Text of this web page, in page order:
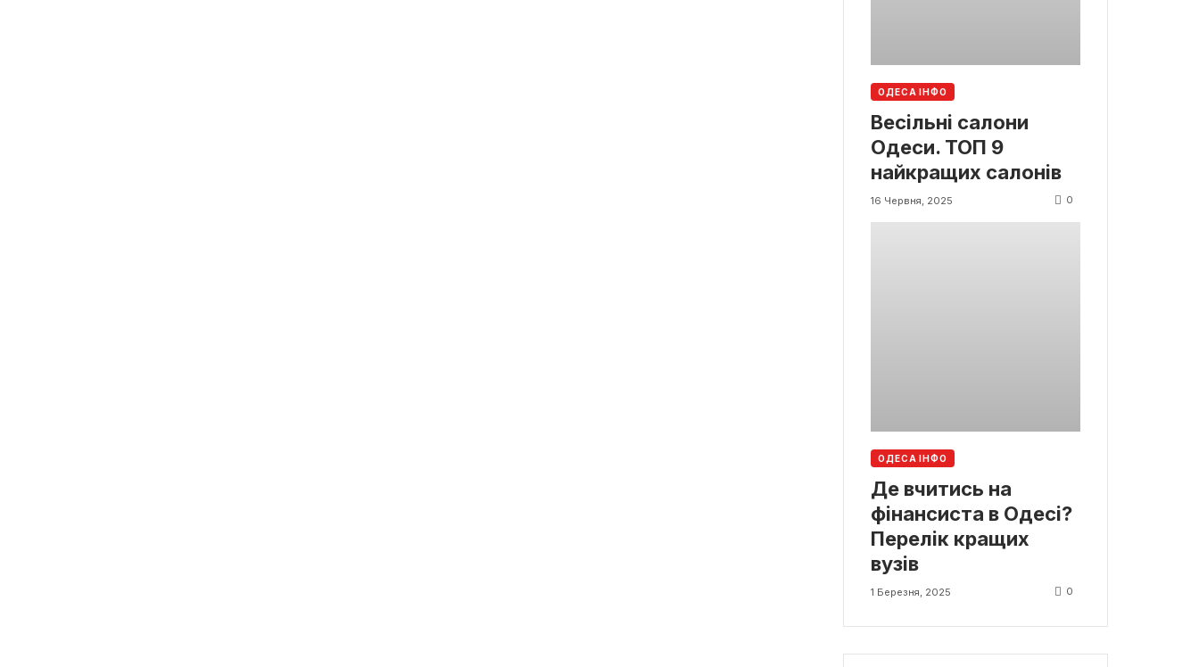
ОДЕСА ІНФО
Весільні салони
Одеси. ТОП 9
найкращих салонів
16 Червня, 2025 0
ОДЕСА ІНФО
Де вчитись на
фінансиста в Одесі?
Перелік кращих
вузів
1 Березня, 2025 0